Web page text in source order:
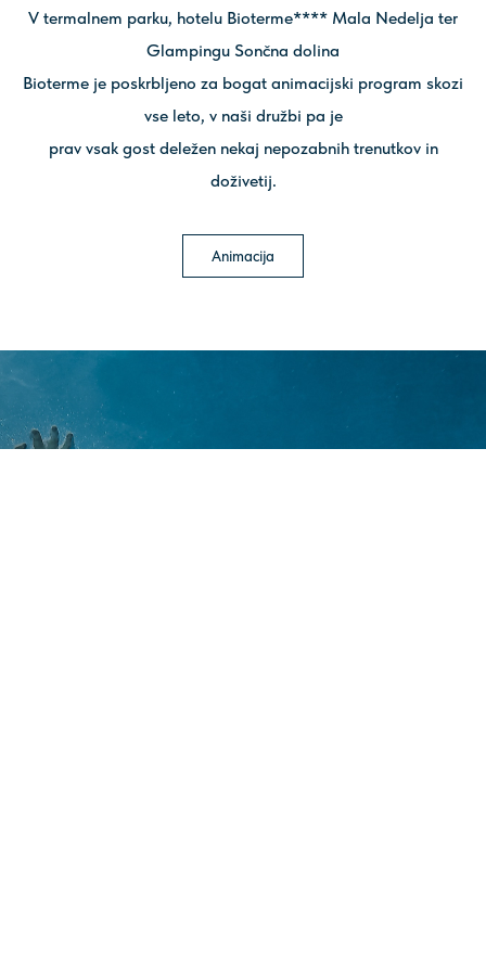
V termalnem parku, hotelu Bioterme**** Mala Nedelja ter
Glampingu Sončna dolina
Bioterme je poskrbljeno za bogat animacijski program skozi
vse leto, v naši družbi pa je
prav vsak gost deležen nekaj nepozabnih trenutkov in
doživetij.
Animacija